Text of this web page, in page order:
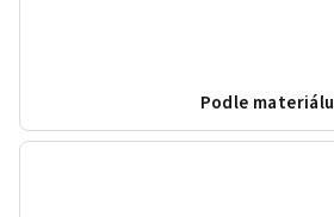
Podle materiálu